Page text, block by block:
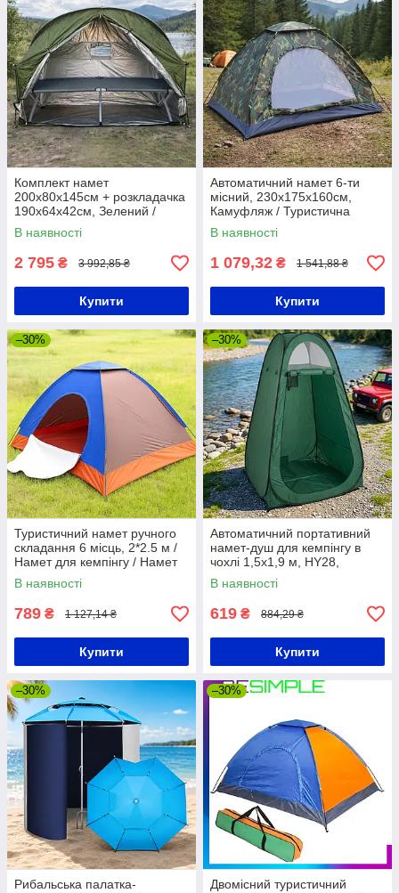
Комплект намет
200х80х145см + розкладачка
190х64х42см, Зелений /
Туристичний намет / Тент
для кемпінгу
В наявності
2 795 ₴ 3 992,85 ₴
Купити
Автоматичний намет 6-ти
місний, 230x175x160см,
Камуфляж / Туристична
палатка / Намет автомат для
кемпінгу
В наявності
1 079,32 ₴ 1 541,88 ₴
Купити
–30%
Туристичний намет ручного
складання 6 місць, 2*2.5 м /
Намет для кемпінгу / Намет
кемпінговий
В наявності
789 ₴ 1 127,14 ₴
Купити
–30%
Автоматичний портативний
намет-душ для кемпінгу в
чохлі 1,5x1,9 м, HY28,
Зелений/ Турістичний
розкладний туалет,
В наявності
619 ₴ 884,29 ₴
Купити
–30%
Рибальська палатка-
–30%
Двомісний туристичний